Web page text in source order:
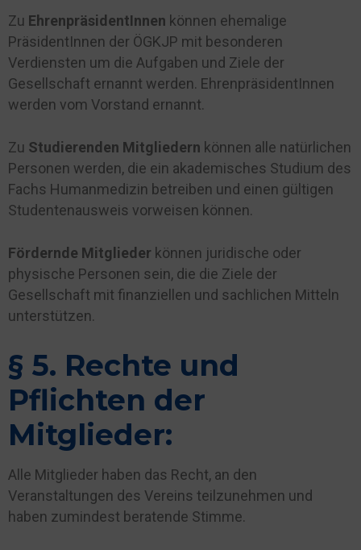
Zu EhrenpräsidentInnen können ehemalige
PräsidentInnen der ÖGKJP mit besonderen
Verdiensten um die Aufgaben und Ziele der
Gesellschaft ernannt werden. EhrenpräsidentInnen
werden vom Vorstand ernannt.
Zu Studierenden Mitgliedern können alle natürlichen
Personen werden, die ein akademisches Studium des
Fachs Humanmedizin betreiben und einen gültigen
Studentenausweis vorweisen können.
Fördernde Mitglieder können juridische oder
physische Personen sein, die die Ziele der
Gesellschaft mit finanziellen und sachlichen Mitteln
unterstützen.
§ 5. Rechte und
Pflichten der
Mitglieder:
Alle Mitglieder haben das Recht, an den
Veranstaltungen des Vereins teilzunehmen und
haben zumindest beratende Stimme.